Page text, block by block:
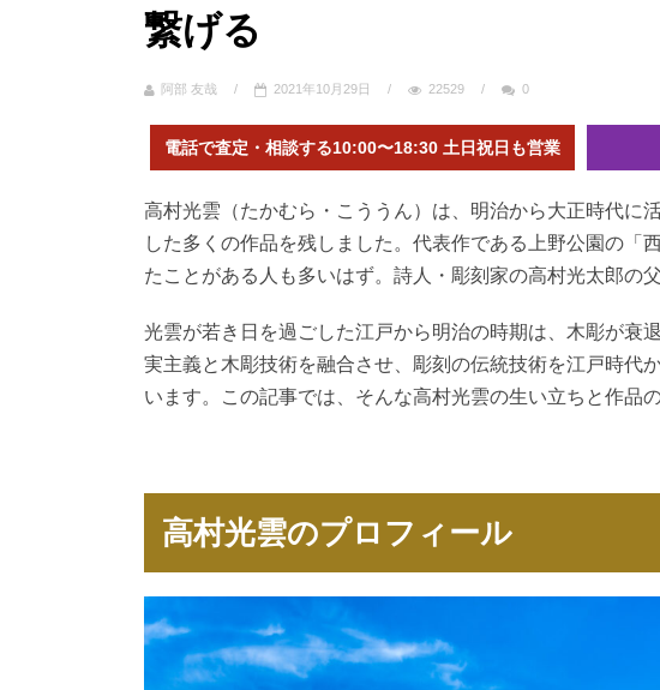
繋げる
阿部 友哉 / 2021年10月29日 / 22529 / 0
電話で査定・相談する10:00〜18:30 土日祝日も営業
高村光雲（たかむら・こううん）は、明治から大正時代に
した多くの作品を残しました。代表作である上野公園の「
たことがある人も多いはず。詩人・彫刻家の高村光太郎の
光雲が若き日を過ごした江戸から明治の時期は、木彫が衰
実主義と木彫技術を融合させ、彫刻の伝統技術を江戸時代
います。この記事では、そんな高村光雲の生い立ちと作品
高村光雲のプロフィール